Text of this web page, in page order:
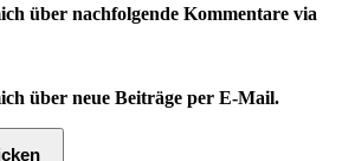
über nachfolgende Kommentare via
über neue Beiträge per E-Mail.